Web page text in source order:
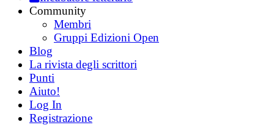
Community
Membri
Gruppi Edizioni Open
Blog
La rivista degli scrittori
Punti
Aiuto!
Log In
Registrazione